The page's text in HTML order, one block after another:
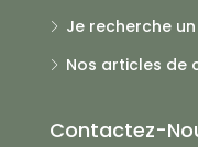
Je recherche un
Nos articles de
Contactez-